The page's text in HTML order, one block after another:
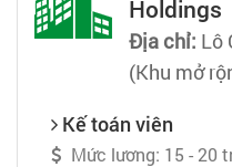
Holdings
Địa chỉ: Lô
(Khu mở
Kế toán viên
Mức lương: 15 - 20